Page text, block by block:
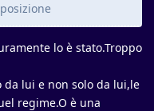
lo è stato.Troppo
da lui e non solo da lui,le
regime.O è una